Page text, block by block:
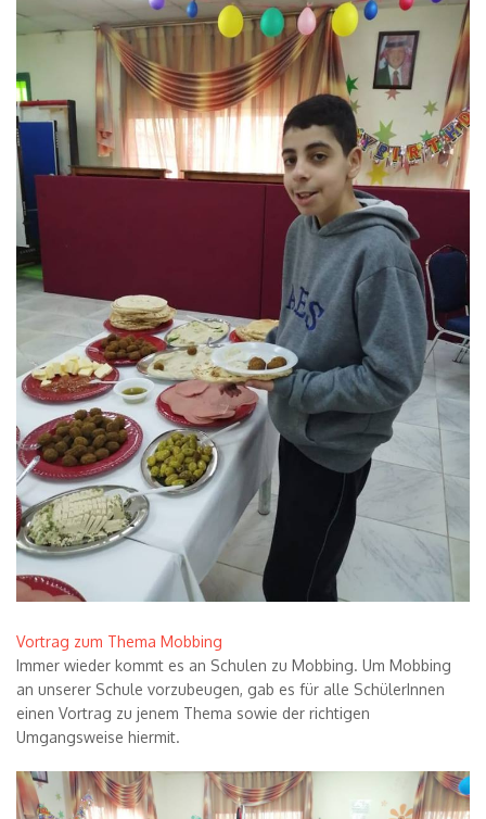
Vortrag zum Thema Mobbing
Immer wieder kommt es an Schulen zu Mobbing. Um Mobbing
an unserer Schule vorzubeugen, gab es für alle SchülerInnen
einen Vortrag zu jenem Thema sowie der richtigen
Umgangsweise hiermit.